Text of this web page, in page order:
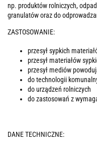
np. produktów rolniczych,
granulatów oraz do
ZASTOSOWANIE:
przesył sypkich
przesył materiałów
przesył mediów
do technologii
do urządzeń rolniczych
do zastosowań z
DANE TECHNICZNE: